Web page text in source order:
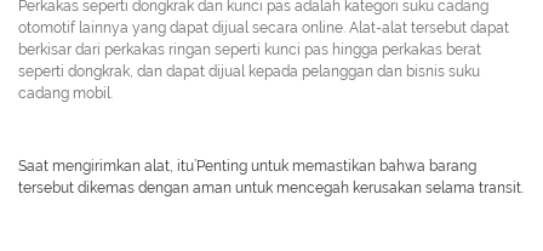
Perkakas seperti dongkrak dan kunci pas adalah kategori suku cadang
otomotif lainnya yang dapat dijual secara online. Alat-alat tersebut dapat
berkisar dari perkakas ringan seperti kunci pas hingga perkakas berat
seperti dongkrak, dan dapat dijual kepada pelanggan dan bisnis suku
cadang mobil.
Saat mengirimkan alat, itu’Penting untuk memastikan bahwa barang
tersebut dikemas dengan aman untuk mencegah kerusakan selama transit.